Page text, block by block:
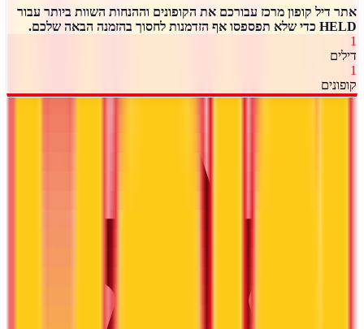
אתר דיל קופון מרכז עבורכם את הקופונים וההנחות השוות ביותר עבור
HELD כדי שלא תפספסו אף הזדמנות לחסוך בהזמנה הבאה שלכם.
1
דילים
1
קופונים